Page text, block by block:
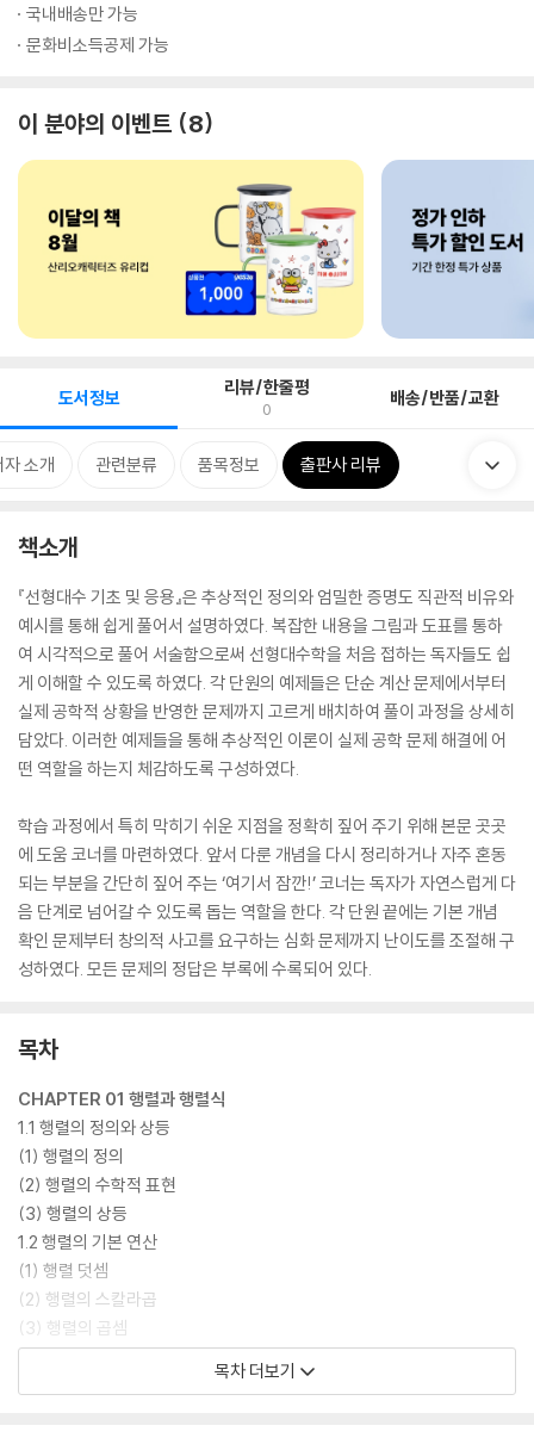
국내배송만 가능
문화비소득공제 가능
이 분야의 이벤트 8
도서정보 리뷰/한줄평
0 배송/반품/교환
자 소개 관련분류 품목정보 출판사 리뷰
책소개
『선형대수 기초 및 응용』은 추상적인 정의와 엄밀한 증명도 직관적 비유와
예시를 통해 쉽게 풀어서 설명하였다. 복잡한 내용을 그림과 도표를 통하
여 시각적으로 풀어 서술함으로써 선형대수학을 처음 접하는 독자들도 쉽
게 이해할 수 있도록 하였다. 각 단원의 예제들은 단순 계산 문제에서부터
실제 공학적 상황을 반영한 문제까지 고르게 배치하여 풀이 과정을 상세히
담았다. 이러한 예제들을 통해 추상적인 이론이 실제 공학 문제 해결에 어
떤 역할을 하는지 체감하도록 구성하였다.
학습 과정에서 특히 막히기 쉬운 지점을 정확히 짚어 주기 위해 본문 곳곳
에 도움 코너를 마련하였다. 앞서 다룬 개념을 다시 정리하거나 자주 혼동
되는 부분을 간단히 짚어 주는 ‘여기서 잠깐!’ 코너는 독자가 자연스럽게 다
음 단계로 넘어갈 수 있도록 돕는 역할을 한다. 각 단원 끝에는 기본 개념
확인 문제부터 창의적 사고를 요구하는 심화 문제까지 난이도를 조절해 구
성하였다. 모든 문제의 정답은 부록에 수록되어 있다.
목차
CHAPTER 01 행렬과 행렬식
1.1 행렬의 정의와 상등
(1) 행렬의 정의
(2) 행렬의 수학적 표현
(3) 행렬의 상등
1.2 행렬의 기본 연산
(1) 행렬 덧셈
(2) 행렬의 스칼라곱
(3) 행렬의 곱셈
(4) 행렬의 거듭제곱
목차 더보기